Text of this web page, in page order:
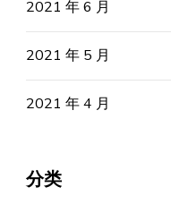
2021 年 6 月
2021 年 5 月
2021 年 4 月
分类